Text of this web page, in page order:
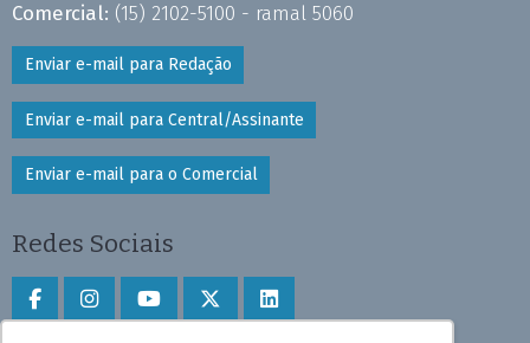
Comercial: (15) 2102-5100 - ramal 5060
Enviar e-mail para Redação
Enviar e-mail para Central/Assinante
Enviar e-mail para o Comercial
Redes Sociais